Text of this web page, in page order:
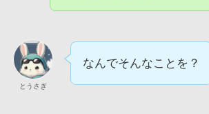
とうさぎ
なんでそんなことを？